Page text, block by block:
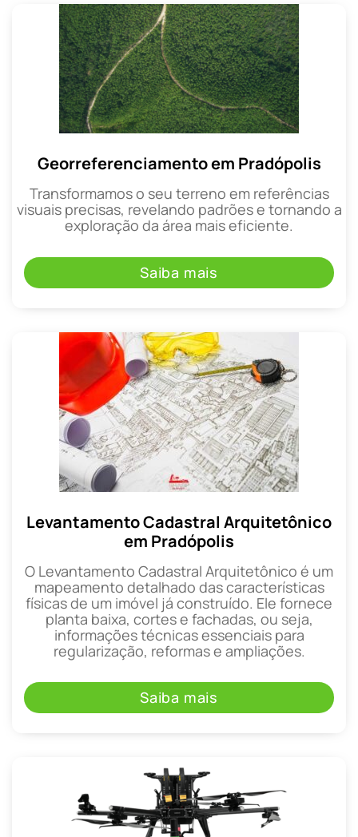
Georreferenciamento em Pradópolis
Transformamos o seu terreno em referências
visuais precisas, revelando padrões e tornando a
exploração da área mais eficiente.
Saiba mais
Levantamento Cadastral Arquitetônico
em Pradópolis
O Levantamento Cadastral Arquitetônico é um
mapeamento detalhado das características
físicas de um imóvel já construído. Ele fornece
planta baixa, cortes e fachadas, ou seja,
informações técnicas essenciais para
regularização, reformas e ampliações.
Saiba mais